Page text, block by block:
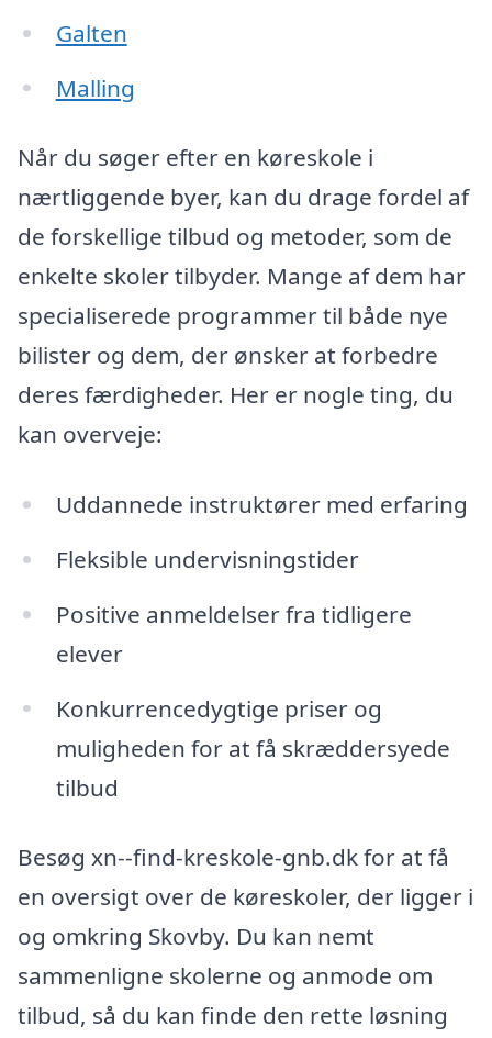
Galten
Malling
Når du søger efter en køreskole i
nærtliggende byer, kan du drage fordel af
de forskellige tilbud og metoder, som de
enkelte skoler tilbyder. Mange af dem har
specialiserede programmer til både nye
bilister og dem, der ønsker at forbedre
deres færdigheder. Her er nogle ting, du
kan overveje:
Uddannede instruktører med erfaring
Fleksible undervisningstider
Positive anmeldelser fra tidligere
elever
Konkurrencedygtige priser og
muligheden for at få skræddersyede
tilbud
Besøg xn--find-kreskole-gnb.dk for at få
en oversigt over de køreskoler, der ligger i
og omkring Skovby. Du kan nemt
sammenligne skolerne og anmode om
tilbud, så du kan finde den rette løsning